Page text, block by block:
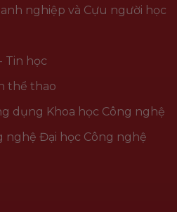
nghiệp và Cựu người học
Tin học
thể thao
dụng Khoa học Công nghệ
nghệ Đại học Công nghệ